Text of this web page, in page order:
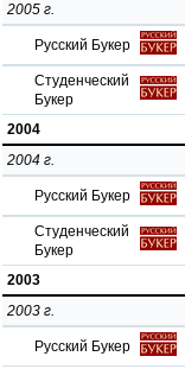
2005 г.
Русский Букер
Студенческий
Букер
2004
2004 г.
Русский Букер
Студенческий
Букер
2003
2003 г.
Русский Букер